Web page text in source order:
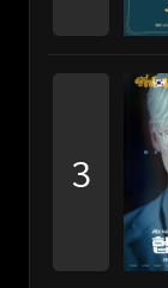
3